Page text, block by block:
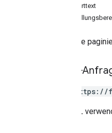
Antworttext
Gibt eine
HTTP-
GET
Die URL